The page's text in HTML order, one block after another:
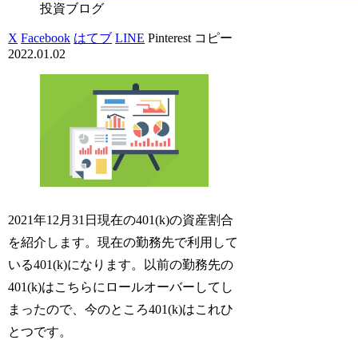
投資ブログ
X Facebook はてブ LINE Pinterest コピー
2022.01.02
2021年12月31日現在の401(k)の資産割合
を紹介します。現在の勤務先で利用して
いる401(k)になります。以前の勤務先の
401(k)はこちらにロールオーバーしてし
まったので、今のところ401(k)はこれひ
とつです。